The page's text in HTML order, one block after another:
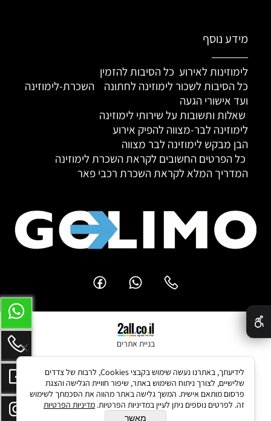
מידע נוסף
לימוזינות לאירוע כל הסיבות להזמין
כל הסיבות לשכור לימוזינה לחתונה
השכרת-לימוזינה
ועד אישורי הגעה
שאלות ותשובות על שירותי לימוזינה
לימוזינה לבר-מצווה להפיק אירוע
הבן מבקש לימוזינה לבר מצווה
כל הפרטים החשובים לקראת השכרת לימוזינה
המדריך המלא לקראת השכרת רכבי פאר
בניית אתרים
לידיעתך, באתרנו נעשה שימוש בקבצי Cookies, לרבות של צדדים
שלישיים, לצורך ניתוח השימוש באתר, שיפור חוויית הגלישה והצגת
פרסום מותאם אישית. המשך גלישה באתר מהווה את הסכמתך לשימוש
זה. לפרטים נוספים ניתן לעיין במדיניות הפרטיות. מדיניות הפרטיות
מאשר